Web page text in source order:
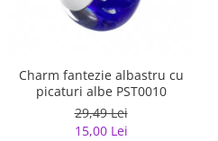
Charm fantezie albastru cu
picaturi albe PST0010
29,49 Lei
15,00 Lei